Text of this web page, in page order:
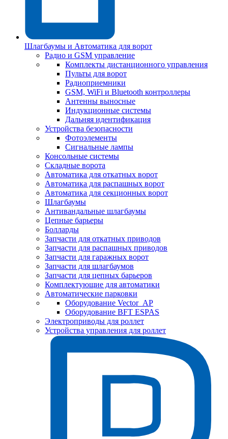
Шлагбаумы и Автоматика для ворот
Радио и GSM управление
Комплекты дистанционного управления
Пульты для ворот
Радиоприемники
GSM, WiFi и Bluetooth контроллеры
Антенны выносные
Индукционные системы
Дальняя идентификация
Устройства безопасности
Фотоэлементы
Сигнальные лампы
Консольные системы
Складные ворота
Автоматика для откатных ворот
Автоматика для распашных ворот
Автоматика для секционных ворот
Шлагбаумы
Антивандальные шлагбаумы
Цепные барьеры
Болларды
Запчасти для откатных приводов
Запчасти для распашных приводов
Запчасти для гаражных ворот
Запчасти для шлагбаумов
Запчасти для цепных барьеров
Комплектующие для автоматики
Автоматические парковки
Оборудование Vector_AP
Оборудование BFT ESPAS
Электроприводы для роллет
Устройства управления для роллет